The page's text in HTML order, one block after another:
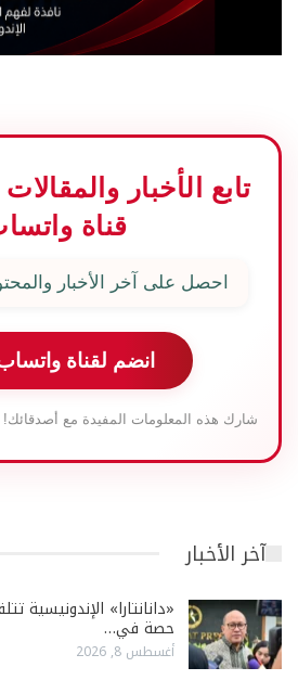
تابع الأخبار
قناة
احصل على آخر الأخبار
انضم لقناة
شارك هذه المعلومات المفيدة مع أصدقائك!
آخر الأخبار
«دانانتارا» الإندونيسية
حصة في…
أغسطس 8, 2026